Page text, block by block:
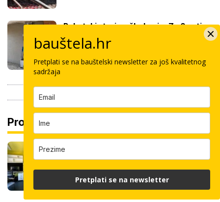
Robotski stroj za žbukanje: Za 8 sati
odradi i do 400 kvadrata, a prate ga
samo dva bauštelca
Pročitaj još
U zadnji čas objavljeni rezultati
natječaja za studentski dom: Ovo su
imena dobitnika
bauštela.hr
Pretplati se na bauštelski newsletter za još kvalitetnog
sadržaja
Pretplati se na newsletter